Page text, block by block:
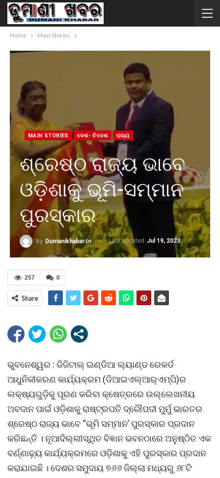
Home Main Stories
MAIN STORIES ଦେଶ- ବିଦେଶ ରାଜ୍ୟ
ଶ୍ରେଷ୍ଠ ରାଜ୍ୟ ଭାବେ
ଓଡ଼ିଶାକୁ ଭୂମି-ସମ୍ମାନ
ପୁରସ୍କାର
By Dumanikhabar.in Last updated Jul 19, 2023
0
257
Share
ଭୁବନେଶ୍ୱର : ଡିଜିଟାଲ୍‌ ଇଣ୍ଡିଆ ଲ୍ୟାଣ୍ଡ ରେକର୍ଡ
ଆଧୁନିକୀକରଣ କାର୍ଯ୍ୟକ୍ରମ (ଡିଆଇଏଲ୍‌ଆର୍‌ଏମ୍‌ପି)ର
ଲକ୍ଷ୍ୟଗୁଡ଼ିକୁ ପୂରଣ କରିବା କ୍ଷେତ୍ରରେ ଉଲ୍ଲେଖନୀୟ
ଅବଦାନ ପାଇଁ ଓଡ଼ିଶାକୁ ରାଷ୍ଟ୍ରପତି ଦ୍ରୌପଦୀ ମୁର୍ମୁ ଭାରତର
ଶ୍ରେଷ୍ଠ ରାଜ୍ୟ ଭାବେ “ଭୂମି ସମ୍ମାନ’ ପୁରସ୍କାର ପ୍ରଦାନ
କରିଛନ୍ତି । ନୂଆଦିଲ୍ଲୀସ୍ଥିତ ବିଜ୍ଞାନ ଭବନଠାରେ ଅନୁଷ୍ଠିତ ଏକ
ବର୍ଣ୍ଣାଢ଼୍ୟ କାର୍ଯ୍ୟକ୍ରମରେ ଓଡ଼ିଶାକୁ ଏହି ପୁରସ୍କାର ପ୍ରଦାନ
କରାଯାଇଛି । ଦେଶର ସମୁଦାୟ ୭୬୬ ଜିଲ୍ଲା ମଧ୍ୟରୁ ୬୮ଟି